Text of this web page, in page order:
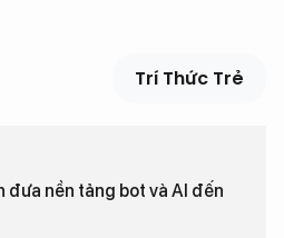
Trí Thức Trẻ
đưa nền tảng bot và AI đến